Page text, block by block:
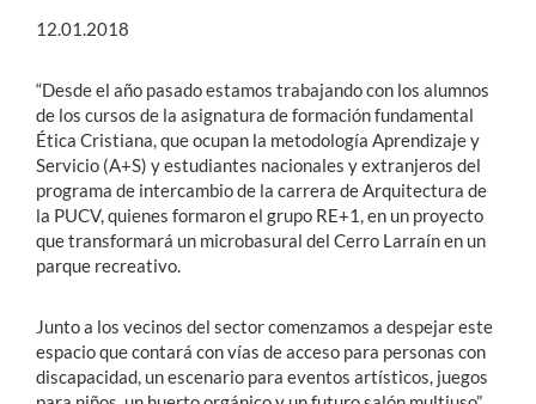
12.01.2018
“Desde el año pasado estamos trabajando con los alumnos
de los cursos de la asignatura de formación fundamental
Ética Cristiana, que ocupan la metodología Aprendizaje y
Servicio (A+S) y estudiantes nacionales y extranjeros del
programa de intercambio de la carrera de Arquitectura de
la PUCV, quienes formaron el grupo RE+1, en un proyecto
que transformará un microbasural del Cerro Larraín en un
parque recreativo.
Junto a los vecinos del sector comenzamos a despejar este
espacio que contará con vías de acceso para personas con
discapacidad, un escenario para eventos artísticos, juegos